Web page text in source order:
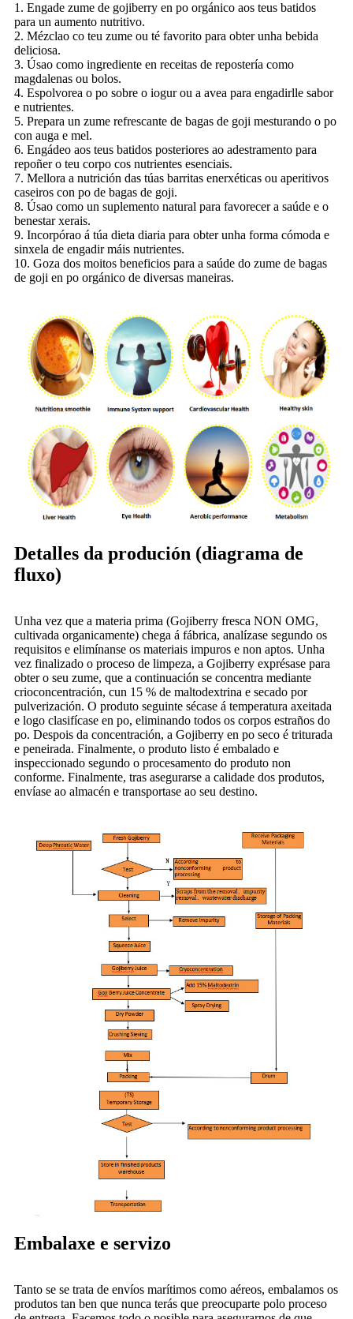
1. Engade zume de gojiberry en po orgánico aos teus batidos
para un aumento nutritivo.
2. Mézclao co teu zume ou té favorito para obter unha bebida
deliciosa.
3. Úsao como ingrediente en receitas de repostería como
magdalenas ou bolos.
4. Espolvorea o po sobre o iogur ou a avea para engadirlle sabor
e nutrientes.
5. Prepara un zume refrescante de bagas de goji mesturando o po
con auga e mel.
6. Engádeo aos teus batidos posteriores ao adestramento para
repoñer o teu corpo cos nutrientes esenciais.
7. Mellora a nutrición das túas barritas enerxéticas ou aperitivos
caseiros con po de bagas de goji.
8. Úsao como un suplemento natural para favorecer a saúde e o
benestar xerais.
9. Incorpórao á túa dieta diaria para obter unha forma cómoda e
sinxela de engadir máis nutrientes.
10. Goza dos moitos beneficios para a saúde do zume de bagas
de goji en po orgánico de diversas maneiras.
Detalles da produción (diagrama de
fluxo)
Unha vez que a materia prima (Gojiberry fresca NON OMG,
cultivada organicamente) chega á fábrica, analízase segundo os
requisitos e elimínanse os materiais impuros e non aptos. Unha
vez finalizado o proceso de limpeza, a Gojiberry exprésase para
obter o seu zume, que a continuación se concentra mediante
crioconcentración, cun 15 % de maltodextrina e secado por
pulverización. O produto seguinte sécase á temperatura axeitada
e logo clasifícase en po, eliminando todos os corpos estraños do
po. Despois da concentración, a Gojiberry en po seco é triturada
e peneirada. Finalmente, o produto listo é embalado e
inspeccionado segundo o procesamento do produto non
conforme. Finalmente, tras asegurarse a calidade dos produtos,
envíase ao almacén e transportase ao seu destino.
Embalaxe e servizo
Tanto se se trata de envíos marítimos como aéreos, embalamos os
produtos tan ben que nunca terás que preocuparte polo proceso